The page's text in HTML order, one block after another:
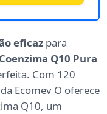
eficaz para
Q10 Pura
Com 120
Ecomev O oferece
Q10, um